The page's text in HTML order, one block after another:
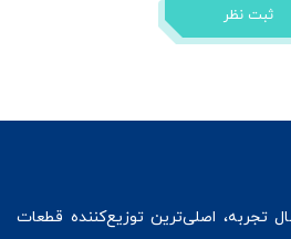
ثبت نظر
با 13 سال تجربه، اصلی‌ترین توزیع‌کننده قطعات